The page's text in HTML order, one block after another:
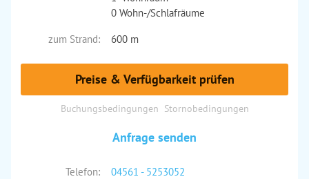
0 Wohn-/Schlafräume
zum Strand:
600 m
Preise & Verfügbarkeit prüfen
Buchungsbedingungen Stornobedingungen
Anfrage senden
Telefon:
04561 - 5253052